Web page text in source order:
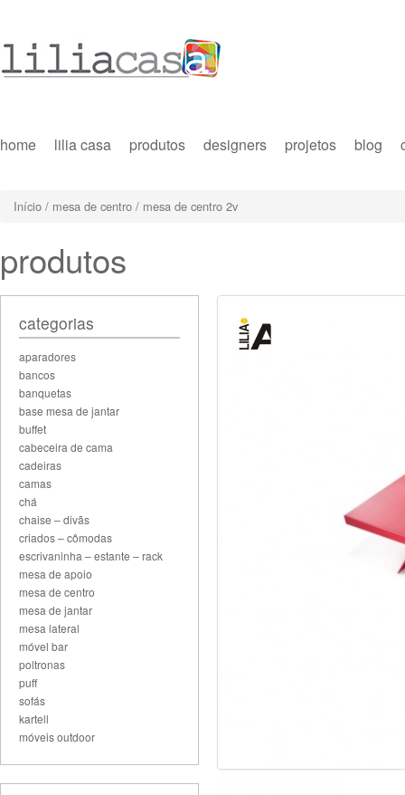
home lilia casa produtos designers projetos blog
Início / mesa de centro / mesa de centro 2v
produtos
categorias
aparadores
bancos
banquetas
base mesa de jantar
buffet
cabeceira de cama
cadeiras
camas
chá
chaise – divãs
criados – cômodas
escrivaninha – estante – rack
mesa de apoio
mesa de centro
mesa de jantar
mesa lateral
móvel bar
poltronas
puff
sofás
kartell
móveis outdoor